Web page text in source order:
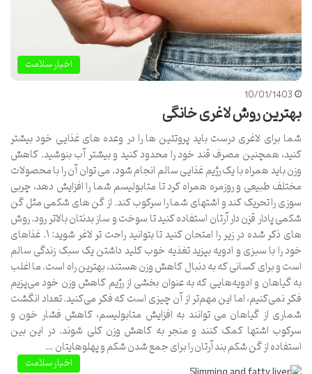
اخبار سلامت
10/01/1403
بهترین روش لاغری خانگی
شما برای لاغری درست باید پروتئین ها را در وعده های غذایی خود بیشتر
کنید، همچنین مصرف قند خود را محدود کنید و بیشتر آب بنوشید. کاهش
وزن باید همراه با یک رژیم غذایی سالم انجام شود. می توان آن را با محصولات
مختلف طبیعی و روزمره همراه کرد تا متابولیسم شما را افزایش دهد، چربی
سوزی را تحریک کند و اشتهای شما را سرکوب کند. از گن های شکمی مثل گن
شکمی پادار قزن دار آرتان استفاده کنید تا سوخت و ساز بدنتان بالاتر رود. روش
های ذکر شده در زیر را امتحان کنید تا بتوانید راحت تر لاغر شوید: ۱. غذاهای
خود را با سبزی و ادویه بپزید تغذیه خوب کلید داشتن یک سبک زندگی سالم
است و برای کسانی که به دنبال کاهش وزن هستند، بهترین راه است. ما اغلب
به گیاهان و ادویه‌هایی که به عنوان بخشی از رژیم کاهش وزن خود می‌پزیم
فکر نمی‌کنیم، اما این مهم‌تر از آن چیزی است که فکر می‌کنید. تعداد انگشت
شماری از گیاهان می توانند به افزایش متابولیسم، کاهش فشار خون و
سرکوب اشتها کمک کنند و منجر به کاهش وزن کلی شوند. در این بین
استفاده از گن شکم بند آرتان را برای جمع شدن شکم و پهلوهایتان …
اخبار سلامت